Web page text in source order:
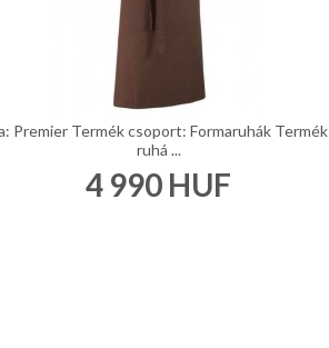
Premier Termék csoport: Formaruhák
ruhá ...
4 990 HUF